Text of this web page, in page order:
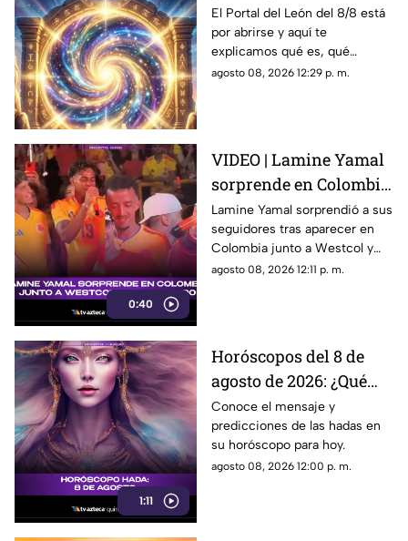
aprovechar la puerta
energética más
poderosa del 2026?
El Portal del León del 8/8 está
por abrirse y aquí te
explicamos qué es, qué
energía trae y cómo puedes
agosto 08, 2026 12:29 p. m.
0:40
VIDEO | Lamine Yamal
sorprende en Colombia
junto a Westcol y Ryan
Castro
Lamine Yamal sorprendió a sus
seguidores tras aparecer en
Colombia junto a Westcol y
Ryan Castro en un momento
agosto 08, 2026 12:11 p. m.
1:11
Horóscopos del 8 de
agosto de 2026: ¿Qué
revelan las hadas hoy?
Conoce el mensaje y
predicciones de las hadas en
su horóscopo para hoy.
agosto 08, 2026 12:00 p. m.